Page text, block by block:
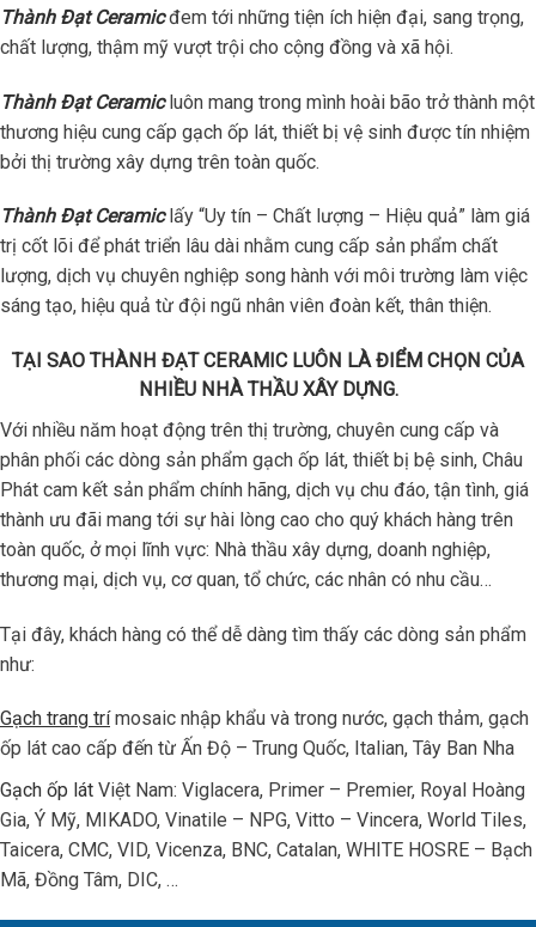
Thành Đạt Ceramicđem tới những tiện ích hiện đại, sang trọng,
chất lượng, thậm mỹ vượt trội cho cộng đồng và xã hội.
Thành Đạt Ceramicluôn mang trong mình hoài bão trở thành một
thương hiệu cung cấp gạch ốp lát, thiết bị vệ sinh được tín nhiệm
bởi thị trường xây dựng trên toàn quốc.
Thành Đạt Ceramiclấy “Uy tín – Chất lượng – Hiệu quả” làm giá
trị cốt lõi để phát triển lâu dài nhằm cung cấp sản phẩm chất
lượng, dịch vụ chuyên nghiệp song hành với môi trường làm việc
sáng tạo, hiệu quả từ đội ngũ nhân viên đoàn kết, thân thiện.
TẠI SAO THÀNH ĐẠT CERAMIC LUÔN LÀ ĐIỂM CHỌN CỦA
NHIỀU NHÀ THẦU XÂY DỰNG.
Với nhiều năm hoạt động trên thị trường, chuyên cung cấp và
phân phối các dòng sản phẩm gạch ốp lát, thiết bị bệ sinh, Châu
Phát cam kết sản phẩm chính hãng, dịch vụ chu đáo, tận tình, giá
thành ưu đãi mang tới sự hài lòng cao cho quý khách hàng trên
toàn quốc, ở mọi lĩnh vực: Nhà thầu xây dựng, doanh nghiệp,
thương mại, dịch vụ, cơ quan, tổ chức, các nhân có nhu cầu…
Tại đây, khách hàng có thể dễ dàng tìm thấy các dòng sản phẩm
như:
Gạch trang trímosaic nhập khẩu và trong nước, gạch thảm, gạch
ốp lát cao cấp đến từ Ấn Độ – Trung Quốc, Italian, Tây Ban Nha
Gạch ốp lát Việt Nam: Viglacera, Primer – Premier, Royal Hoàng
Gia, Ý Mỹ, MIKADO, Vinatile – NPG, Vitto – Vincera, World Tiles,
Taicera, CMC, VID, Vicenza, BNC, Catalan, WHITE HOSRE – Bạch
Mã, Đồng Tâm, DIC, …